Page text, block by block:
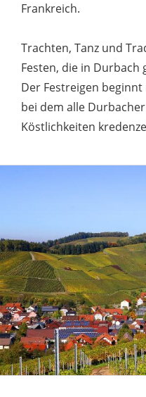
Frankreich.
Trachten, Tanz und
Festen, die in Durbach
Der Festreigen
bei dem alle
Köstlichkeiten